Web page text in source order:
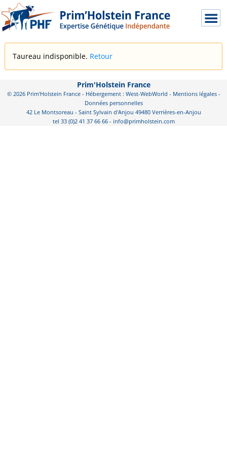
Taureau indisponible. Retour
Prim'Holstein France
© 2026 Prim'Holstein France - Hébergement : West-WebWorld - Mentions légales-
Données personnelles
42 Le Montsoreau - Saint Sylvain d'Anjou 49480 Verrières-en-Anjou
tel 33 (0)2 41 37 66 66 - info@primholstein.com